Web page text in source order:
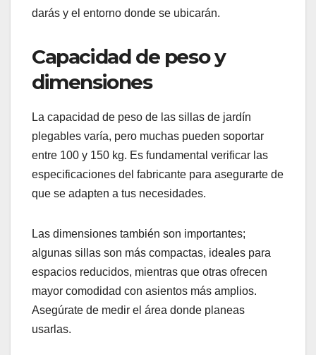
durabilidad, aunque requiere más mantenimiento.
El plástico es otra opción popular, ya que es fácil
de limpiar y resistente a los elementos, pero
puede no ser tan robusto como el metal o la
darás y el entorno donde se ubicarán.
Capacidad de peso y
dimensiones
La capacidad de peso de las sillas de jardín
plegables varía, pero muchas pueden soportar
entre 100 y 150 kg. Es fundamental verificar las
especificaciones del fabricante para asegurarte de
que se adapten a tus necesidades.